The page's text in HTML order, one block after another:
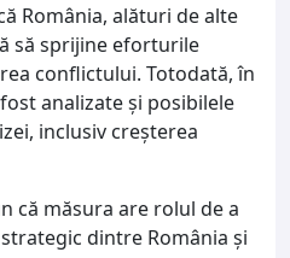
România, alături de alte
să sprijine eforturile
conflictului. Totodată, în
analizate și posibilele
inclusiv creșterea
că măsura are rolul de a
dintre România și